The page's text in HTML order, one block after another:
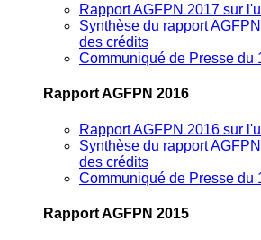
Rapport AGFPN 2017 sur
Synthèse du rapport
des crédits
Communiqué de Presse du
Rapport AGFPN 2016
Rapport AGFPN 2016 sur
Synthèse du rapport
des crédits
Communiqué de Presse du
Rapport AGFPN 2015